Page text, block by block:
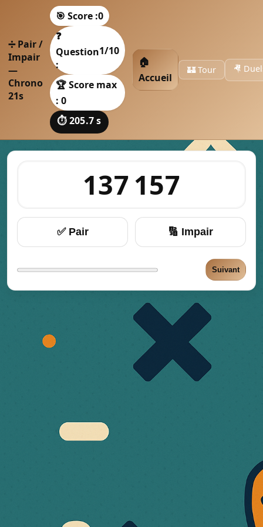
➗ Pair /
Impair
—
Chrono
21s
🎯 Score :0
❓
Question
:
1/10
🏆 Score max
: 0
⏱️ 205.2 s
🏠
Accueil
🏰 Tour 🤻
137 157
✅ Pair 🔢 Impair
Suivant
Panneau de gestion des cookies